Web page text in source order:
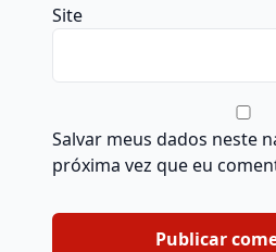
Site
Salvar meus dados neste
próxima vez que eu